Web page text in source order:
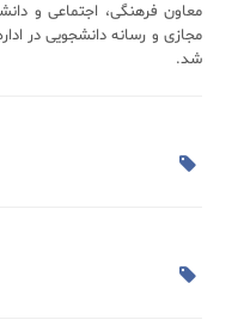
معاون فرهنگی، اجتماعی و
مجازی و رسانه دانشجویی در
شد.